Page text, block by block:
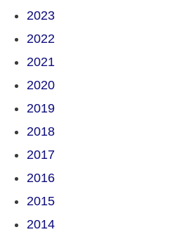
2023
2022
2021
2020
2019
2018
2017
2016
2015
2014